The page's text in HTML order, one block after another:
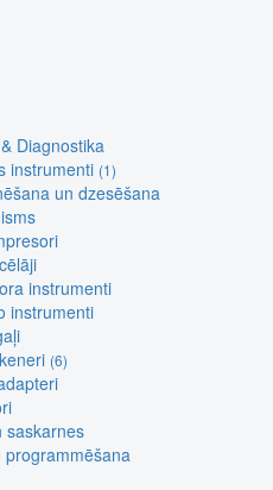
Diagnostika
instrumenti (1)
un dzesēšana
instrumenti
instrumenti
(6)
saskarnes
programmēšana